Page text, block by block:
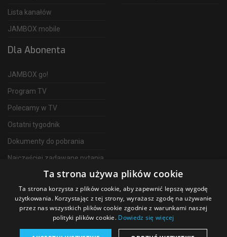
Lista kanałów
JAMBOX mobile
Dla Abonenta
JAMBOX go!
Program TV
Polecamy w TV
Ostatni tygodnik
Dokumenty do pobrania
Najczęściej zadawane pytania
Telewizja Światłowodowa
Ta strona używa plików cookie
Ta strona korzysta z plików cookie, aby zapewnić lepszą wygodę
użytkowania. Korzystając z tej strony, wyrażasz zgodę na używanie
przez nas wszystkich plików cookie zgodnie z warunkami naszej
polityki plików cookie. Dowiedz się więcej